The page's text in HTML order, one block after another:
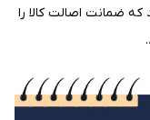
ضمانت اصالت کالا را